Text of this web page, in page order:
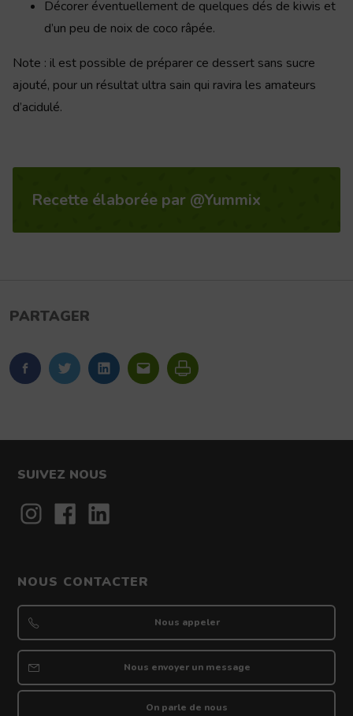
Décorer éventuellement de quelques dés de kiwis et
d’un peu de noix de coco râpée.
Note : il est possible de préparer ce dessert sans sucre
ajouté, pour un résultat ultra sain qui ravira les amateurs
d’acidulé.
Recette élaborée par @Yummix
PARTAGER
FaceBookTwitterLinkedIn Imprimer
SUIVEZ NOUS
Contact
NOUS CONTACTER
Nous appeler
Nous envoyer un message
On parle de nous